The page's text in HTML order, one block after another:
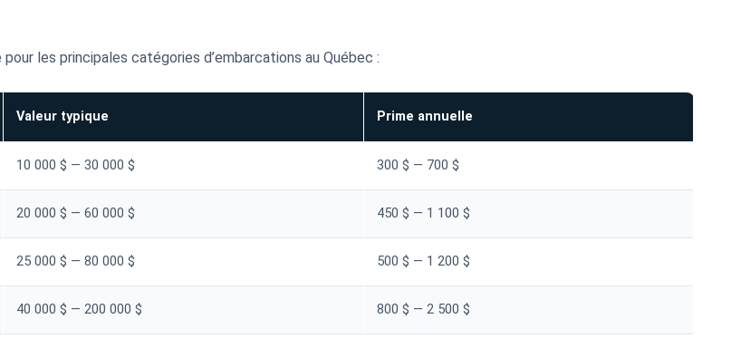
les principales catégories d’embarcations au Québec :
Valeur typique Prime annuelle
10 000 $ — 30 000 $ 300 $ — 700 $
20 000 $ — 60 000 $ 450 $ — 1 100 $
25 000 $ — 80 000 $ 500 $ — 1 200 $
40 000 $ — 200 000 $ 800 $ — 2 500 $